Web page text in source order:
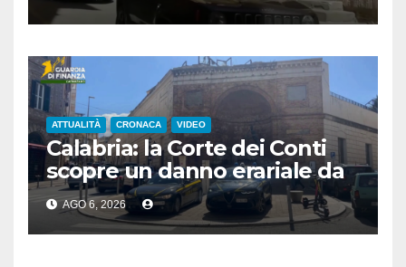
albanese
ATTUALITÀ CRONACA VIDEO
Calabria: la Corte dei Conti
scopre un danno erariale da
600.000 euro sui depuratori
AGO 6, 2026